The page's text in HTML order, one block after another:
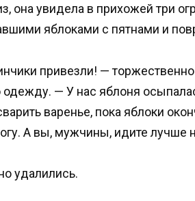
она увидела в прихожей три
яблоками с пятнами и
привезли! —
— У нас яблоня
варенье, пока яблоки
А вы, мужчины, идите лучше
удалились.